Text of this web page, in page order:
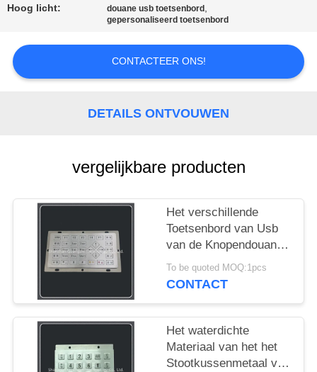
SITEMAP
PRIVACY
POLICY
Hoog licht: douane usb toetsenbord ,
gepersonaliseerd toetsenbord
CONTACTEER ONS!
DETAILS ONTVOUWEN
vergelijkbare producten
Het verschillende
Toetsenbord van Usb
van de Knopendouane,
Roestvrij staal
Industrieel Zeer
To be quoted MOQ:1pcs
CONTACT
Het waterdichte
Materiaal van het het
Stootkussenmetaal van